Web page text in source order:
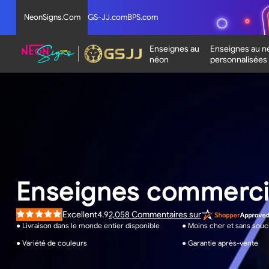
NeonSigns.Com GS-JJ.comBPS.com
Enseignes au
néon
Enseignes au
personnalisées
Enseignes
4.9
Noté
4.9
5
Excellent 2,058 Commentaires sur
● Livraison dans le monde entier disponible
● Moins cher et sans souci
● Variété de couleurs
● Garantie après-vente